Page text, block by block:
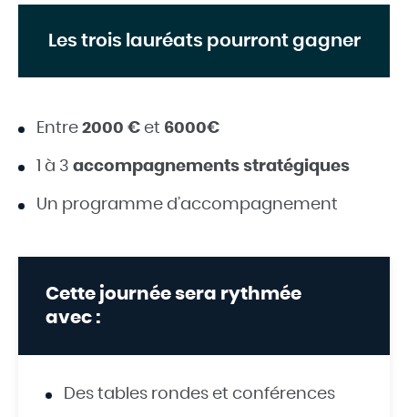
Les trois lauréats pourront gagner
Entre 2000 € et 6000€
1 à 3 accompagnements stratégiques
Un programme d’accompagnement
Cette journée sera rythmée
avec :
Des tables rondes et conférences